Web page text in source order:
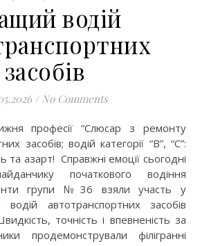
водій
засобів
/ No Comments
засобів; водій категорії “В”, “С”:
та азарт! Справжні емоції сьогодні
початкового водіння
групи №36 взяли участь у
автотранспортних засобів
точність і впевненість за
продемонстрували філігранні